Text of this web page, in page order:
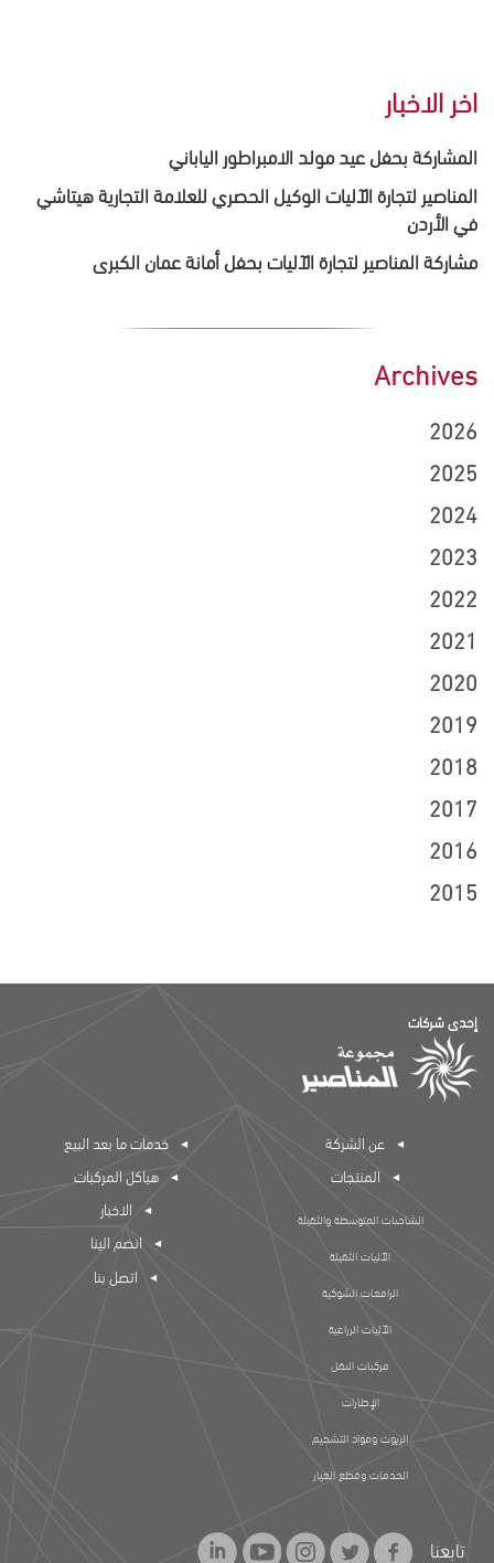
اخر الاخبار
المشاركة بحفل عيد مولد الامبراطور الياباني
المناصير لتجارة الآليات الوكيل الحصري للعلامة التجارية هيتاشي
في الأردن
مشاركة المناصير لتجارة الآليات بحفل أمانة عمان الكبرى
Archives
2026
2025
2024
2023
2022
2021
2020
2019
2018
2017
2016
2015
إحدى شركات
عن الشركة
المنتجات
الشاحنات المتوسطة والثقيلة
الآليات الثقيلة
الرافعات الشوكية
الآليات الزراعية
مركبات النقل
الإطارات
الزيوت ومواد التشحيم
الخدمات وقطع الغيار
خدمات ما بعد البيع
هياكل المركبات
الاخبار
انضم الينا
اتصل بنا
تابعنا